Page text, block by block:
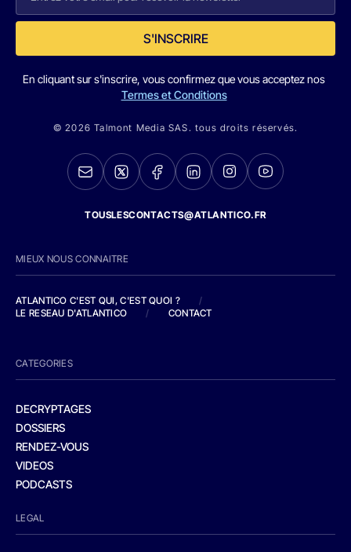
S'INSCRIRE
En cliquant sur s'inscrire, vous confirmez que vous acceptez nos
Termes et Conditions
© 2026 Talmont Media SAS. tous droits réservés.
TOUSLESCONTACTS@ATLANTICO.FR
MIEUX NOUS CONNAITRE
ATLANTICO C'EST QUI, C'EST QUOI ?
/
LE RESEAU D'ATLANTICO
/ CONTACT
CATEGORIES
DECRYPTAGES
DOSSIERS
RENDEZ-VOUS
VIDEOS
PODCASTS
LEGAL